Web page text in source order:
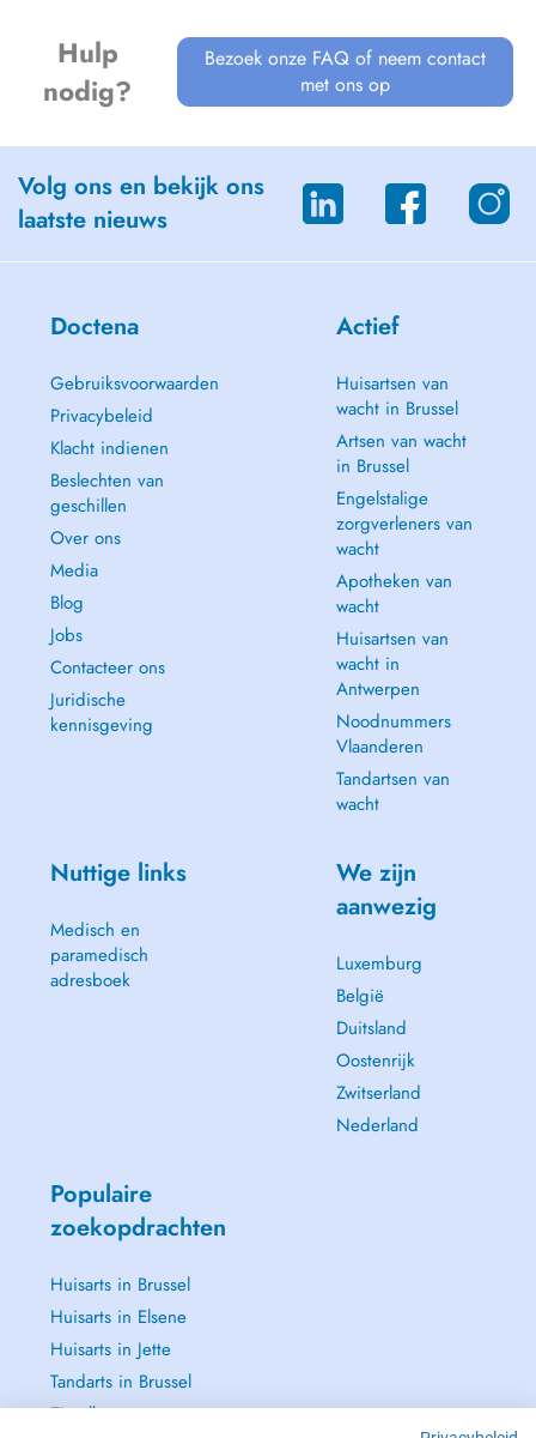
Hulp
nodig?
Bezoek onze FAQ of neem contact
met ons op
Volg ons en bekijk ons
laatste nieuws
Doctena
Gebruiksvoorwaarden
Privacybeleid
Klacht indienen
Beslechten van
geschillen
Over ons
Media
Blog
Jobs
Contacteer ons
Juridische
kennisgeving
Actief
Huisartsen van
wacht in Brussel
Artsen van wacht
in Brussel
Engelstalige
zorgverleners van
wacht
Apotheken van
wacht
Huisartsen van
wacht in
Antwerpen
Noodnummers
Vlaanderen
Tandartsen van
wacht
Nuttige links
Medisch en
paramedisch
adresboek
We zijn
aanwezig
Luxemburg
België
Duitsland
Oostenrijk
Zwitserland
Nederland
Populaire
zoekopdrachten
Huisarts in Brussel
Huisarts in Elsene
Huisarts in Jette
Tandarts in Brussel
Zie alle →